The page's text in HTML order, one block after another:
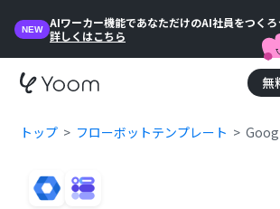
NEW
AIワーカー機能であなただけのAI社員をつくろ
詳しくはこちら
無
トップ フローボットテンプレート